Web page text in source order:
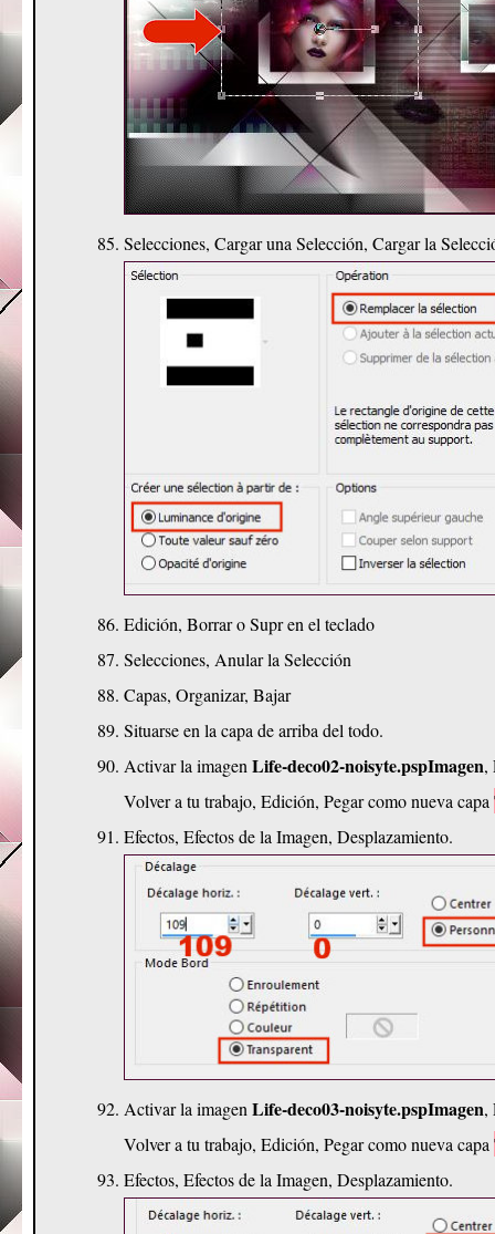
Selecciones, Cargar una Selección, Cargar la
Edición, Borrar o Supr en el teclado
Selecciones, Anular la Selección
Capas, Organizar, Bajar
Situarse en la capa de arriba del todo.
Activar la imagen Life-deco02-noisyte.pspImagen,
Volver a tu trabajo, Edición, Pegar como nueva capa
Efectos, Efectos de la Imagen, Desplazamiento.
Activar la imagen Life-deco03-noisyte.pspImagen,
Volver a tu trabajo, Edición, Pegar como nueva capa
Efectos, Efectos de la Imagen, Desplazamiento.